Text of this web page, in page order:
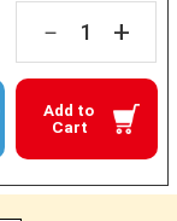
－ +
Add to
Cart